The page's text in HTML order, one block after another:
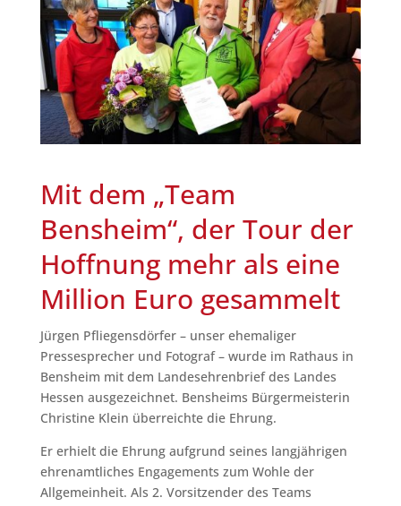
Mit dem „Team
Bensheim“, der Tour der
Hoffnung mehr als eine
Million Euro gesammelt
Jürgen Pfliegensdörfer – unser ehemaliger
Pressesprecher und Fotograf – wurde im Rathaus in
Bensheim mit dem Landesehrenbrief des Landes
Hessen ausgezeichnet. Bensheims Bürgermeisterin
Christine Klein überreichte die Ehrung.
Er erhielt die Ehrung aufgrund seines langjährigen
ehrenamtliches Engagements zum Wohle der
Allgemeinheit. Als 2. Vorsitzender des Teams